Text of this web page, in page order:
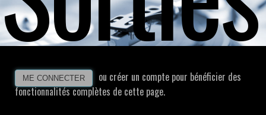
ME CONNECTER
ou créer un compte pour bénéficier des
fonctionnalités complètes de cette page.